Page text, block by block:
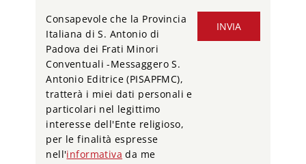
INVIA
Consapevole che la Provincia
Italiana di S. Antonio di
Padova dei Frati Minori
Conventuali -Messaggero S.
Antonio Editrice (PISAPFMC),
tratterà i miei dati personali e
particolari nel legittimo
interesse dell'Ente religioso,
per le finalità espresse
nell'informativa da me